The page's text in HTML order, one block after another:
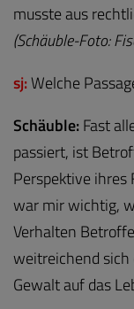
musste aus
(Schäuble-Foto:
sj:Welche
Schäuble:Fast
passiert, ist
Perspektive ihres
war mir wichtig,
Verhalten
weitreichend sich
Gewalt auf das